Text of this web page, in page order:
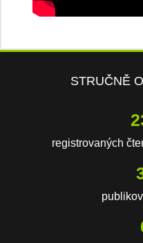
STRUČNĚ
registrovaných